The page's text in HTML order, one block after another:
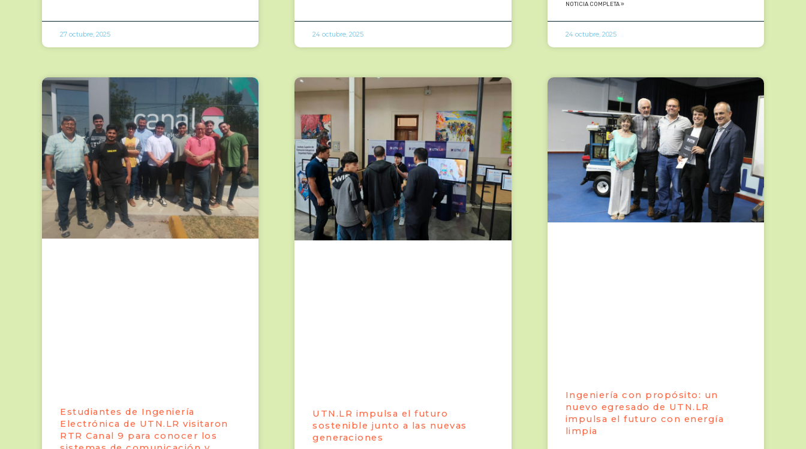
27 octubre, 2025 24 octubre, 2025
NOTICIA COMPLETA »
24 octubre, 2025
Estudiantes de Ingeniería
Electrónica de UTN.LR visitaron
RTR Canal 9 para conocer los
UTN.LR impulsa el futuro
sostenible junto a las nuevas
generaciones
Ingeniería con propósito: un
nuevo egresado de UTN.LR
impulsa el futuro con energía
limpia